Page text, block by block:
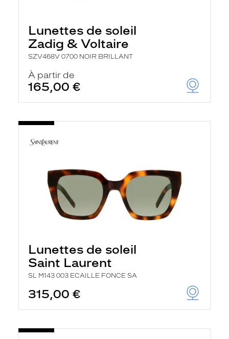
Lunettes de soleil
Zadig & Voltaire
SZV468V 0700 NOIR BRILLANT
À partir de
165,00 €
Lunettes de soleil
Saint Laurent
SL M143 003 ECAILLE FONCE SA
315,00 €